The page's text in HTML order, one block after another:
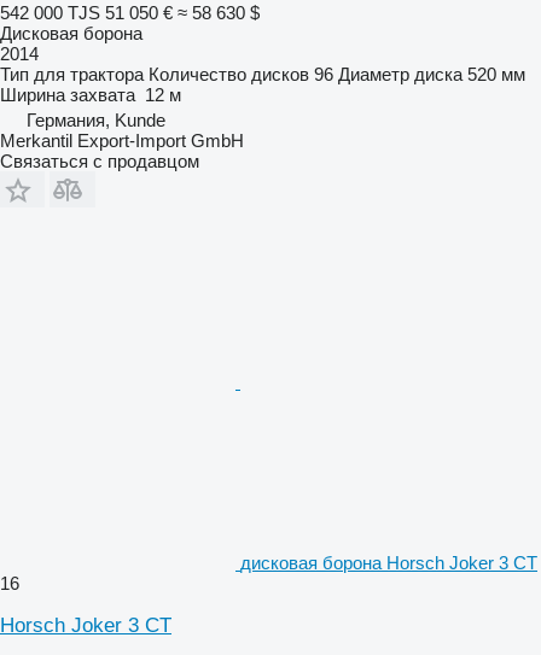
542 000 TJS 51 050 € ≈ 58 630 $
Дисковая борона
2014
Тип для трактора Количество дисков 96 Диаметр диска 520 мм
Ширина захвата 12 м
Германия, Kunde
Merkantil Export-Import GmbH
Связаться с продавцом
дисковая борона Horsch Joker 3 CT
16
Horsch Joker 3 CT